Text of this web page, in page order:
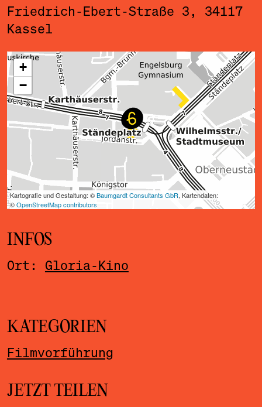
Friedrich-Ebert-Straße 3, 34117
Kassel
ˇ
INFOS
Ort: Gloria-Kino
KATEGORIEN
Filmvorführung
JETZT TEILEN